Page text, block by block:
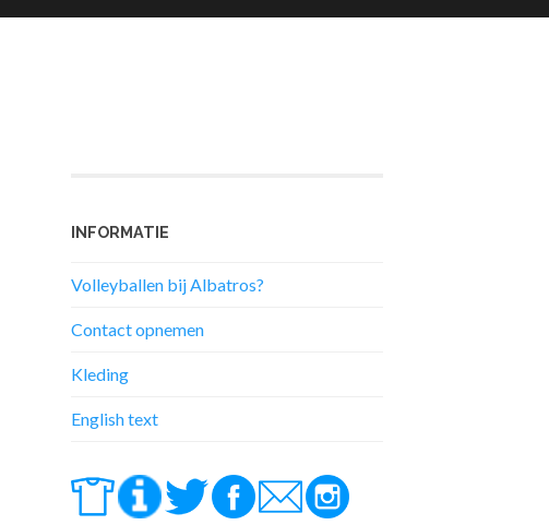
INFORMATIE
Volleyballen bij Albatros?
Contact opnemen
Kleding
English text